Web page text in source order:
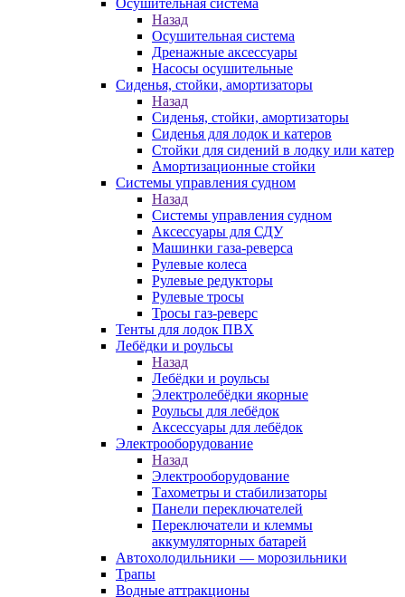
Осушительная система
Назад
Осушительная система
Дренажные аксессуары
Насосы осушительные
Сиденья, стойки, амортизаторы
Назад
Сиденья, стойки, амортизаторы
Сиденья для лодок и катеров
Стойки для сидений в лодку или катер
Амортизационные стойки
Системы управления судном
Назад
Системы управления судном
Аксессуары для СДУ
Машинки газа-реверса
Рулевые колеса
Рулевые редукторы
Рулевые тросы
Тросы газ-реверс
Тенты для лодок ПВХ
Лебёдки и роульсы
Назад
Лебёдки и роульсы
Электролебёдки якорные
Роульсы для лебёдок
Аксессуары для лебёдок
Электрооборудование
Назад
Электрооборудование
Тахометры и стабилизаторы
Панели переключателей
Переключатели и клеммы
аккумуляторных батарей
Автохолодильники — морозильники
Трапы
Водные аттракционы